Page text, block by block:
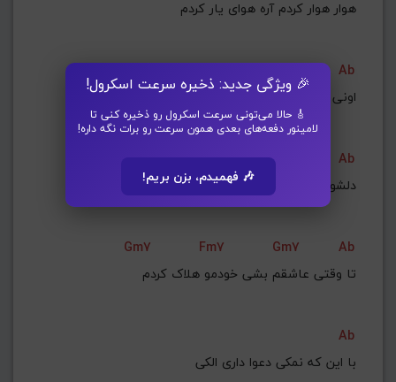
🎉 ویژگی جدید: ذخیره سرعت اسکرول!
🎸 حالا می‌تونی سرعت اسکرول رو ذخیره کنی تا
لامینور دفعه‌های بعدی همون سرعت رو برات نگه داره!
🎶 فهمیدم، بزن بریم!
هوار هوار کردم آره هوای یار کردم
Cm7
Ab
Cm7
Ab
دلشو شکار کردم
Gm7 Fm7 Gm7
Ab
تا وقتی عاشقم بشی خودمو هلاک کردم
Ab